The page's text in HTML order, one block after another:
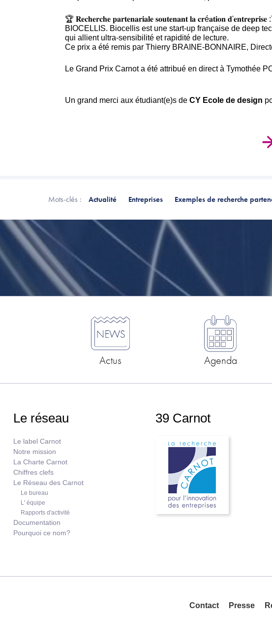
🏆 𝐑𝐞𝐜𝐡𝐞𝐫𝐜𝐡𝐞 𝐩𝐚𝐫𝐭𝐞𝐧𝐚𝐫𝐢𝐚𝐥𝐞 𝐬𝐨𝐮𝐭𝐞𝐧𝐚𝐧𝐭 𝐥𝐚 𝐜𝐫é𝐚𝐭𝐢𝐨𝐧
BIOCELLIS. Biocellis est une start-up française de deep
qui allient ultra-sensibilité et rapidité de lecture.
Ce prix a été remis par Thierry BRAINE-BONNAIRE,
Le Grand Prix Carnot a été attribué en direct à Tymothée
Un grand merci aux étudiant(e)s de CY Ecole de design
Mots-clés : Actualité Entreprises Exemples de recherche
Actus Agenda
Le réseau
Le label Carnot
Notre mission
La Charte Carnot
Chiffres clefs
Le Réseau des Carnot
Le bureau
L' équipe
Rapports d'activité
Documentation
Pourquoi ce nom?
39 Carnot
Contact Presse